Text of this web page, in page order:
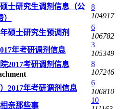
士研究生调剂信息（公
）
8
104917
硕士研究生预调剂
6
106782
年考研调剂信息
3
105349
2017考研调剂信息
8
107246
2017年考研调剂信息
6
106810
亲那些事
10